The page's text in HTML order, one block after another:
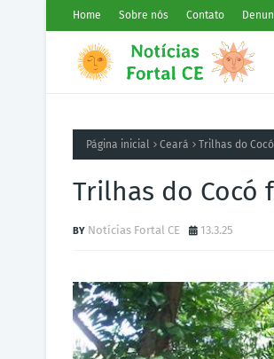
Home Sobre nós Contato
Página inicial Ceará Trilhas do
Trilhas do Cocó
Notícias Fortal CE 13.3.25